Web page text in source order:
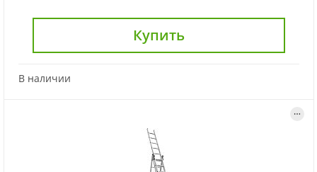
Купить
В наличии